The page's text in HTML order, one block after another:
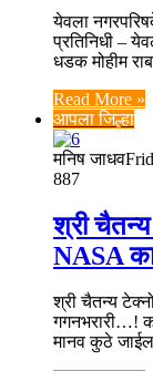
येवला
प्रतिनिधी –
धडक मोहीम
Read More »
आपला जिल्हा
मनिष जाधव
887
श्री
NASA
श्री चैतन्य
गगनभरारी…!
मानव कुठे